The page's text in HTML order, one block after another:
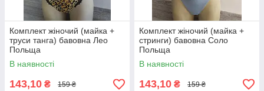
Комплект жіночий (майка +
труси танга) бавовна Лео
Польща
В наявності
143,10 ₴ 159 ₴
Комплект жіночий (майка +
стринги) бавовна Соло
Польща
В наявності
143,10 ₴ 159 ₴